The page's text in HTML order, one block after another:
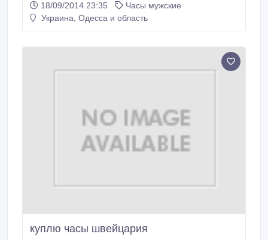
АТМ/ 300 м..
18/09/2014 23:35
Часы мужские
Украина, Одесса и область
куплю часы швейцария